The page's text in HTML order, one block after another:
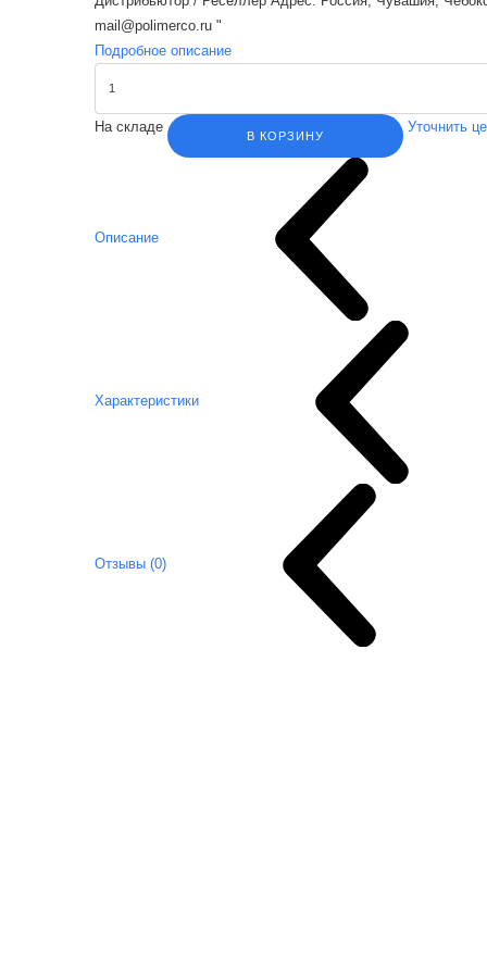
mail@polimerco.ru "
Подробное описание
На складе
В КОРЗИНУ
Уточнить
Описание
Характеристики
Отзывы (0)